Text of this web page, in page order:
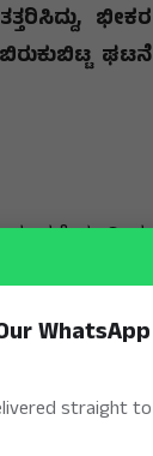
ಭೀಕರ
ಘಟನೆ
ಭೂಮಿಯ
(India)
ಭೂಕಂಪ
ವೇಳೆ ಅಲ್ಲಿ ಹಲವು
ಕನಿಷ್ಠ 43
WhatsApp
straight to